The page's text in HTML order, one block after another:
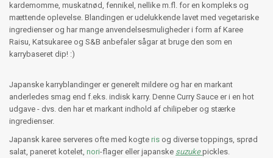
kardemomme, muskatnød, fennikel, nellike m.fl. for en kompleks og
mættende oplevelse. Blandingen er udelukkende lavet med vegetariske
ingredienser og har mange anvendelsesmuligheder i form af Karee
Raisu, Katsukaree og S&B anbefaler sågar at bruge den som en
karrybaseret dip! :)
Japanske karryblandinger er generelt mildere og har en markant
anderledes smag end f.eks. indisk karry. Denne Curry Sauce er i en hot
udgave - dvs. den har et markant indhold af chilipeber og stærke
ingredienser.
Japansk karee serveres ofte med kogte ris og diverse toppings, sprød
salat, paneret kotelet, nori-flager eller japanske suzuke pickles.